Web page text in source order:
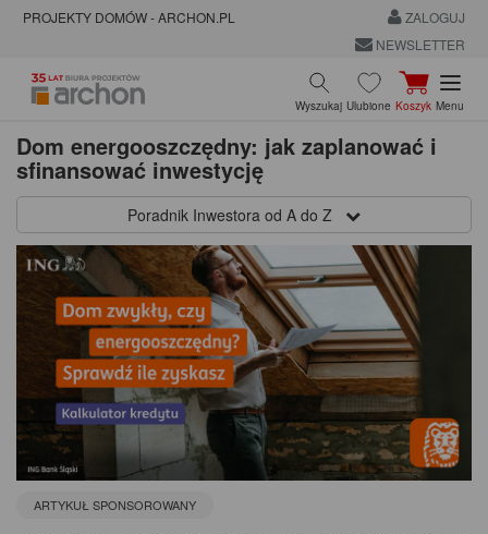
PROJEKTY DOMÓW - ARCHON.PL
ZALOGUJ
NEWSLETTER
Wyszukaj Ulubione Koszyk Menu
Dom energooszczędny: jak zaplanować i
sfinansować inwestycję
Poradnik Inwestora od A do Z
ARTYKUŁ SPONSOROWANY